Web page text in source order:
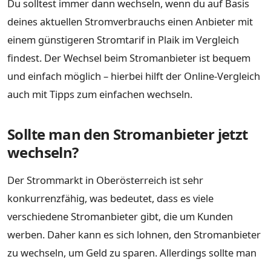
Du solltest immer dann wechseln, wenn du auf Basis
deines aktuellen Stromverbrauchs einen Anbieter mit
einem günstigeren Stromtarif in Plaik im Vergleich
findest. Der Wechsel beim Stromanbieter ist bequem
und einfach möglich – hierbei hilft der Online-Vergleich
auch mit Tipps zum einfachen wechseln.
Sollte man den Stromanbieter jetzt
wechseln?
Der Strommarkt in Oberösterreich ist sehr
konkurrenzfähig, was bedeutet, dass es viele
verschiedene Stromanbieter gibt, die um Kunden
werben. Daher kann es sich lohnen, den Stromanbieter
zu wechseln, um Geld zu sparen. Allerdings sollte man